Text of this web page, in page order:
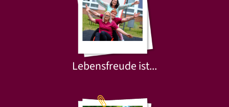
Lebensfreude ist...